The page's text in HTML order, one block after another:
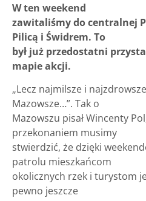
W ten weekend
zawitaliśmy do centralnej
Pilicą i Świdrem. To
był już przedostatni
mapie akcji.
„Lecz najmilsze i
Mazowsze…”. Tak o
Mazowszu pisał Wincenty
przekonaniem musimy
stwierdzić, że dzięki
patrolu mieszkańcom
okolicznych rzek i turystom
pewno jeszcze